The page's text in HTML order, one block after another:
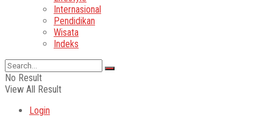
Internasional
Pendidikan
Wisata
Indeks
No Result
View All Result
Login